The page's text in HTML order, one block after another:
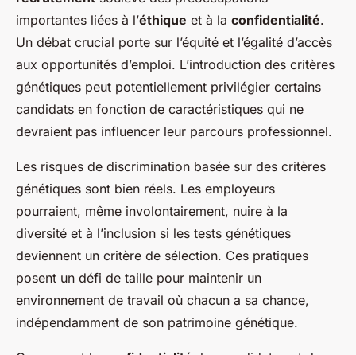
importantes liées à l’éthique et à la confidentialité.
Un débat crucial porte sur l’équité et l’égalité d’accès
aux opportunités d’emploi. L’introduction des critères
génétiques peut potentiellement privilégier certains
candidats en fonction de caractéristiques qui ne
devraient pas influencer leur parcours professionnel.
Les risques de discrimination basée sur des critères
génétiques sont bien réels. Les employeurs
pourraient, même involontairement, nuire à la
diversité et à l’inclusion si les tests génétiques
deviennent un critère de sélection. Ces pratiques
posent un défi de taille pour maintenir un
environnement de travail où chacun a sa chance,
indépendamment de son patrimoine génétique.